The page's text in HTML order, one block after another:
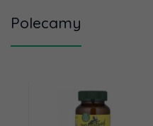
Polecamy